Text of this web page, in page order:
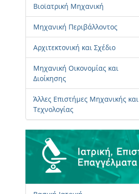
Βιοϊατρική Μηχανική
Μηχανική Περιβάλλοντος
Αρχιτεκτονική και Σχέδιο
Μηχανική Οικονομίας και
Διοίκησης
Άλλες Επιστήμες Μηχανικής και
Τεχνολογίας